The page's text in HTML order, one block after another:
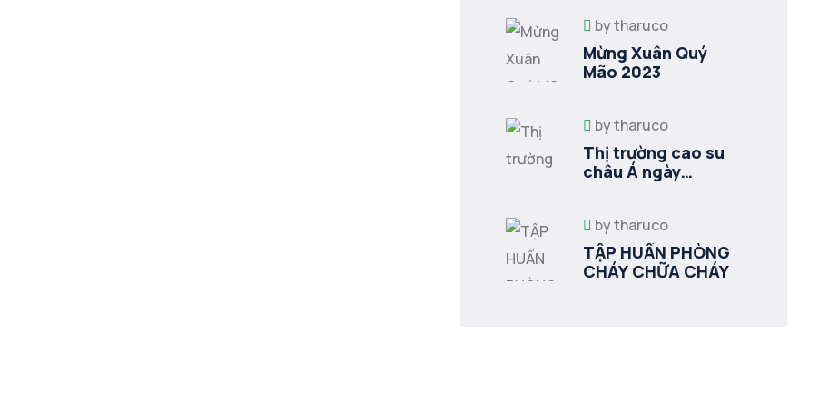
bytharuco
Mừng Xuân Quý
Mão 2023
bytharuco
Thị trường cao su
châu Á ngày
bytharuco
TẬP HUẤN PHÒNG
CHÁY CHỮA CHÁY